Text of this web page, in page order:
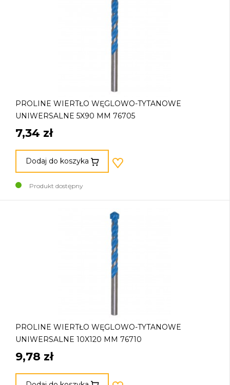
PROLINE WIERTŁO WĘGLOWO-TYTANOWE
UNIWERSALNE 5X90 MM 76705
7,34 zł
Dodaj do koszyka
Produkt dostępny
PROLINE WIERTŁO WĘGLOWO-TYTANOWE
UNIWERSALNE 10X120 MM 76710
9,78 zł